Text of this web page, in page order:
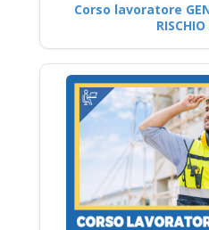
Corso lavoratore